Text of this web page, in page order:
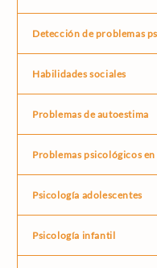
Detección de problemas
Habilidades sociales
Problemas de autoestima
Problemas psicológicos
Psicología adolescentes
Psicología infantil